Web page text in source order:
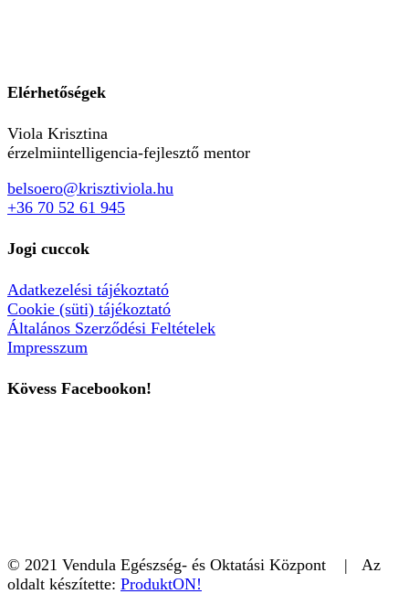
Elérhetőségek
Viola Krisztina
érzelmiintelligencia-fejlesztő mentor
belsoero@krisztiviola.hu
+36 70 52 61 945
Jogi cuccok
Adatkezelési tájékoztató
Cookie (süti) tájékoztató
Általános Szerződési Feltételek
Impresszum
Kövess Facebookon!
© 2021 Vendula Egészség- és Oktatási Központ | Az
oldalt készítette: ProduktON!